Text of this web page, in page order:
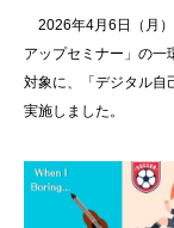
2026年4月6日（月）
アップセミナー」の一
対象に、「デジタル自
実施しました。